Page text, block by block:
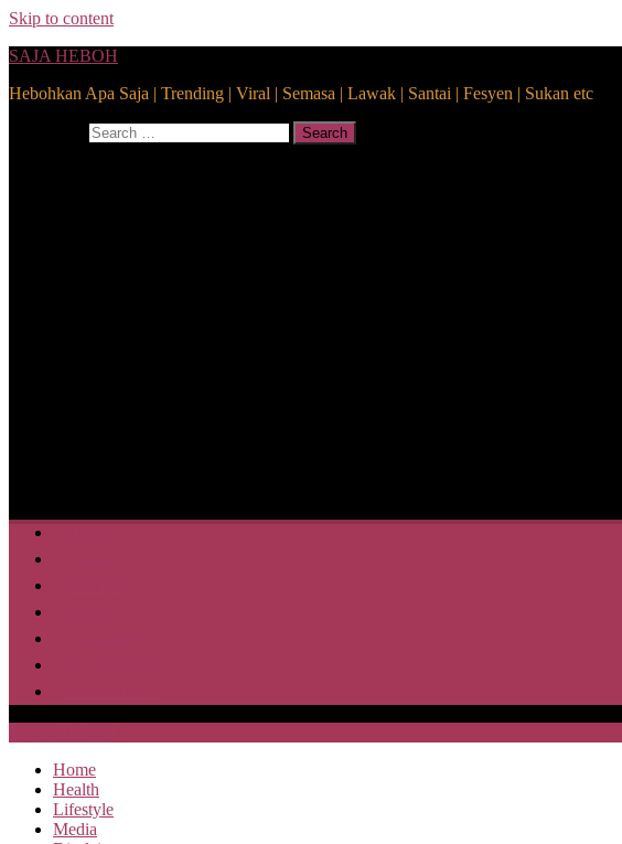
Skip to content
SAJA HEBOH
Hebohkan Apa Saja | Trending | Viral | Semasa | Lawak | Santai | Fesyen | Sukan etc
Search
Home
Health
Lifestyle
Media